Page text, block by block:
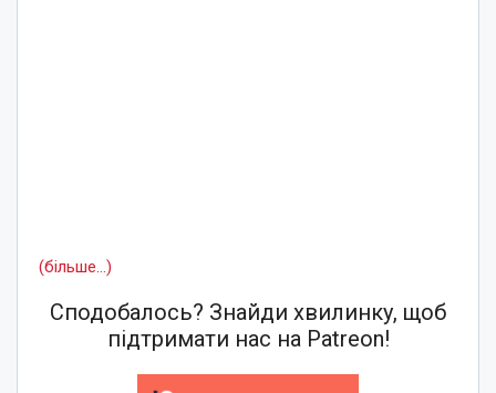
(більше…)
Сподобалось? Знайди хвилинку, щоб
підтримати нас на Patreon!